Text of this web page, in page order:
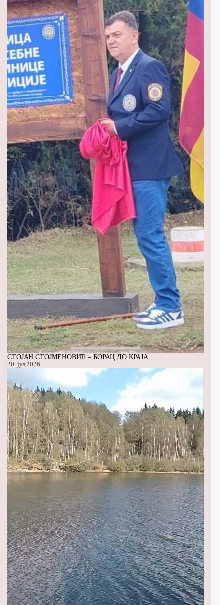
СТОЈАН СТОЈМЕНОВИЋ – БОРАЦ ДО КРАЈА
20. јул 2026.